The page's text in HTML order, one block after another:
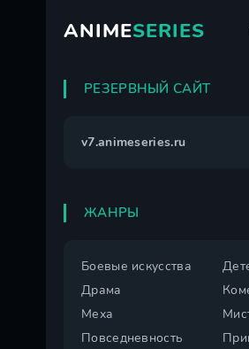
ANIMESERIES
РЕЗЕРВНЫЙ САЙТ
v7.animeseries.ru
ЖАНРЫ
Боевые искусства
Драма
Меха
Повседневность